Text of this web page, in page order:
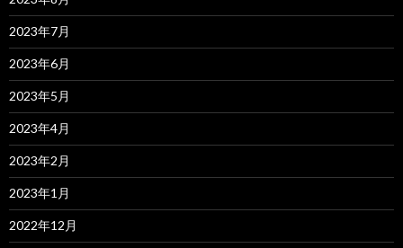
2023年7月
2023年6月
2023年5月
2023年4月
2023年2月
2023年1月
2022年12月